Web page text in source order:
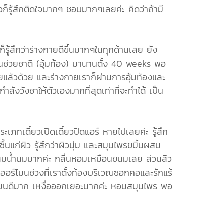
รู้สึกติดใจมากๆ ชอบมากๆเลยค่ะ คิดว่าถ้ามี
รู้สึกว่าร่างกายดีขึ้นมากๆในทุกด้านเลย ยัง
ช่วยชาติ (อุ้มท้อง) มานานตั้ง 40 weeks พอ
วด้วย และร่างกายเราก็ผ่านการอุ้มท้องและ
งวังชาให้ตัวเองมากที่สุดเท่าที่จะทำได้ เป็น
ภทเดี๋ยวเปิดเดี๋ยวปิดแอร์ หายไปเลยค่ะ รู้สึก
นแก่ผิว รู้สึกว่าผิวนุ่ม และสมุนไพรขมิ้นผสม
น้ำนมมากค่ะ กลิ่นหอมเหมือนขนมเลย ส่วนสิว
ร์โมนช่วงที่เราตั้งท้องบริเวณซอกคอและรักแร้
นดีมาก เหงื่อออกเยอะมากค่ะ หอมสมุนไพร พอ